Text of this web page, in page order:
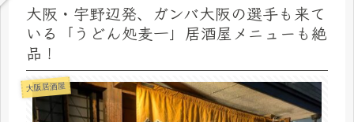
大阪・宇野辺発、ガンバ大阪の選手も来て
いる「うどん処麦一」居酒屋メニューも絶
品！
大阪居酒屋